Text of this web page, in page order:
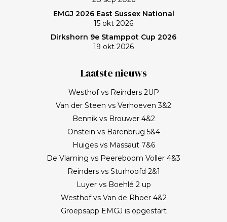
EMGJ 2026 East Sussex National
15 okt 2026
Dirkshorn 9e Stamppot Cup 2026
19 okt 2026
Laatste nieuws
Westhof vs Reinders 2UP
Van der Steen vs Verhoeven 3&2
Bennik vs Brouwer 4&2
Onstein vs Barenbrug 5&4
Huiges vs Massaut 7&6
De Vlaming vs Peereboom Voller 4&3
Reinders vs Sturhoofd 2&1
Luyer vs Boehlé 2 up
Westhof vs Van de Rhoer 4&2
Groepsapp EMGJ is opgestart